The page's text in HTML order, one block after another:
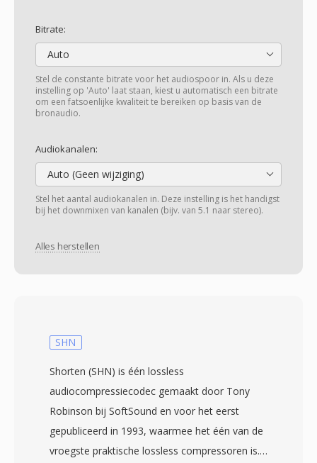
Bitrate:
Auto
Stel de constante bitrate voor het audiospoor in. Als u deze
instelling op 'Auto' laat staan, kiest u automatisch een bitrate
om een fatsoenlijke kwaliteit te bereiken op basis van de
bronaudio.
Audiokanalen:
Auto (Geen wijziging)
Stel het aantal audiokanalen in. Deze instelling is het handigst
bij het downmixen van kanalen (bijv. van 5.1 naar stereo).
Alles herstellen
SHN
Shorten (SHN) is één lossless
audiocompressiecodec gemaakt door Tony
Robinson bij SoftSound en voor het eerst
gepubliceerd in 1993, waarmee het één van de
vroegste praktische lossless compressoren is.